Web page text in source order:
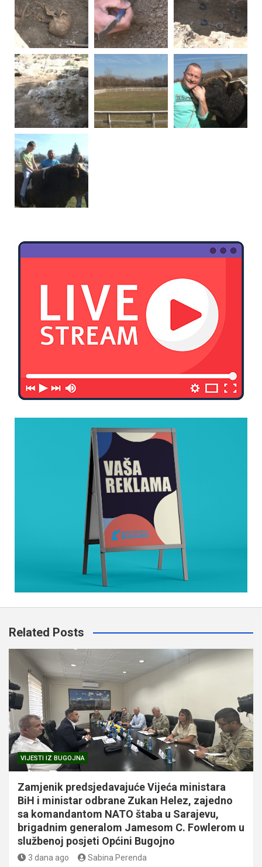
Related Posts
VIJESTI IZ BUGOJNA
Zamjenik predsjedavajuće Vijeća ministara
BiH i ministar odbrane Zukan Helez, zajedno
sa komandantom NATO štaba u Sarajevu,
brigadnim generalom Jamesom C. Fowlerom u
službenoj posjeti Općini Bugojno
3 dana ago Sabina Perenda